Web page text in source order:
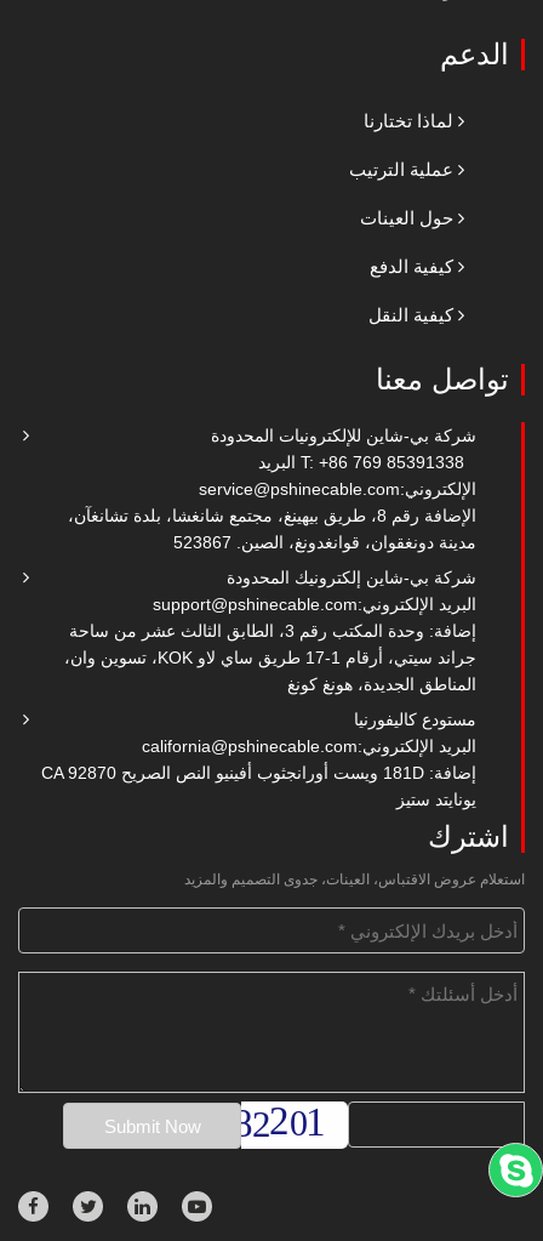
الدعم
لماذا تختارنا
عملية الترتيب
حول العينات
كيفية الدفع
كيفية النقل
تواصل معنا
شركة بي-شاين للإلكترونيات المحدودة
T: +86 769 85391338 البريد
الإلكتروني:service@pshinecable.com
الإضافة رقم 8، طريق بيهينغ، مجتمع شانغشا، بلدة تشانغآن،
مدينة دونغقوان، قوانغدونغ، الصين. 523867
شركة بي-شاين إلكترونيك المحدودة
البريد الإلكتروني:support@pshinecable.com
إضافة: وحدة المكتب رقم 3، الطابق الثالث عشر من ساحة
جراند سيتي، أرقام 1-17 طريق ساي لاو KOK، تسوين وان،
المناطق الجديدة، هونغ كونغ
مستودع كاليفورنيا
البريد الإلكتروني:california@pshinecable.com
إضافة: 181D ويست أورانجثوب أفينيو النص الصريح CA 92870
يونايتد ستيز
اشترك
استعلام عروض الاقتباس، العينات، جدوى التصميم والمزيد